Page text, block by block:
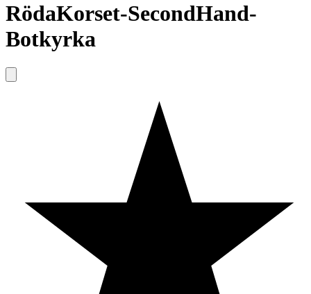
RödaKorset-SecondHand-
Botkyrka